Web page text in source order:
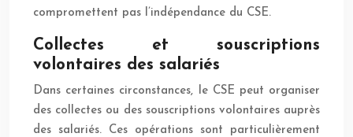
compromettent pas l’indépendance du CSE.
Collectes et souscriptions
volontaires des salariés
Dans certaines circonstances, le CSE peut organiser
des collectes ou des souscriptions volontaires auprès
des salariés. Ces opérations sont particulièrement